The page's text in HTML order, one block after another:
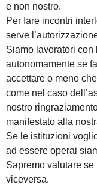
e non nostro.
Per fare incontri
serve
Siamo lavoratori
autonomamente se
accettare o meno
come nel caso
nostro
manifestato alla
Se le istituzioni
ad essere operai
Sapremo valutare se
viceversa.